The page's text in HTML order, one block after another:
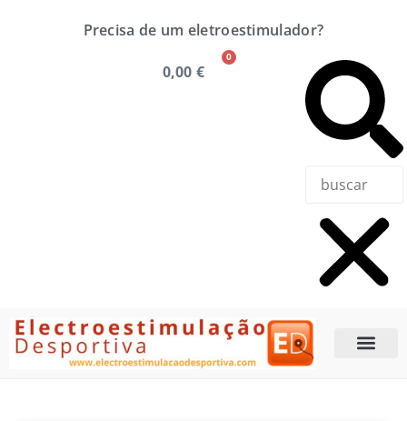
Precisa de um eletroestimulador?
0,00€
0